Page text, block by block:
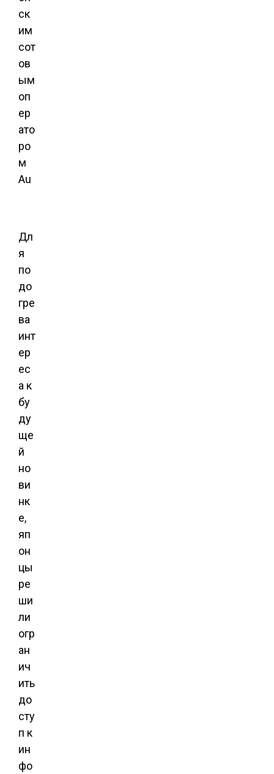
Дл
я
по
до
гре
ва
инт
ер
ес
а к
бу
ду
ще
й
но
ви
нк
е,
яп
он
цы
ре
ши
ли
огр
ан
ич
ить
до
сту
п к
ин
фо